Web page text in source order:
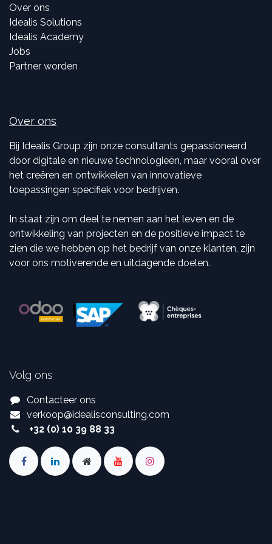
Over ons
Idealis Solutions
Idealis Academy
Jobs
Partner worden
Over ons
Bij Idealis Group zijn onze consultants gepassioneerd
door digitale en nieuwe technologieën, maar vooral over
het creëren en ontwikkelen van innovatieve
toepassingen specifiek voor bedrijven.
In staat zijn om deel te nemen aan het leven en de
ontwikkeling van projecten en de positieve impact te
zien die we hebben op het bedrijf van onze klanten, zijn
voor ons motiverende en uitdagende doelen.
Volg ons
Contacteer ons
verkoop@idealisconsulting.com
+32 (0) 10 39 88 33